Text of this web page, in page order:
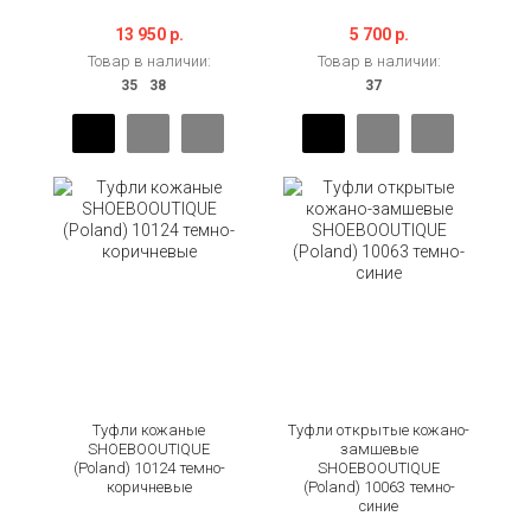
13 950 р.
Товар в наличии:
5 700 р.
Товар в наличии:
Туфли кожаные
SHOEBOOUTIQUE
(Poland) 10124 темно-
коричневые
Туфли открытые кожано-
замшевые
SHOEBOOUTIQUE
(Poland) 10063 темно-
синие